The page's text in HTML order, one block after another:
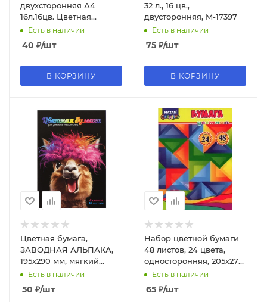
двухсторонняя А4
16л.16цв. Цветная
абстракция, С4443-13
Есть в наличии
40 ₽/шт
В КОРЗИНУ
32 л., 16 цв.,
двусторонняя, M-17397
Есть в наличии
75 ₽/шт
В КОРЗИНУ
Цветная бумага,
ЗАВОДНАЯ АЛЬПАКА,
195х290 мм, мягкий
переплёт (2 скобы), 16 л,
69949
Есть в наличии
50 ₽/шт
Набор цветной бумаги
48 листов, 24 цвета,
односторонняя, 205х270
мм, офсетная обложка,
M-16612
Есть в наличии
65 ₽/шт